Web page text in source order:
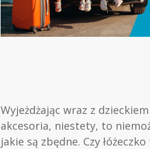
Wyjeżdżając wraz z
akcesoria, niestety, to
jakie są zbędne. Czy